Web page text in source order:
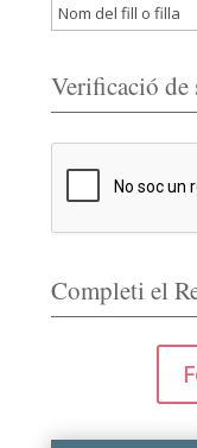
Verificació de
Completi el